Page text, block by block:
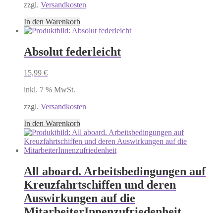
zzgl. Versandkosten
In den Warenkorb
Absolut federleicht
15,99 €
inkl. 7 % MwSt.
zzgl. Versandkosten
In den Warenkorb
All aboard. Arbeitsbedingungen auf
Kreuzfahrtschiffen und deren
Auswirkungen auf die